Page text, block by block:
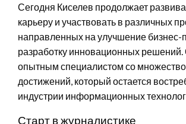
Сегодня Киселев продолжает
карьеру и участвовать в различных
направленных на улучшение бизнес-
разработку инновационных решений.
опытным специалистом со
достижений, который остается
индустрии информационных
Старт в журналистике